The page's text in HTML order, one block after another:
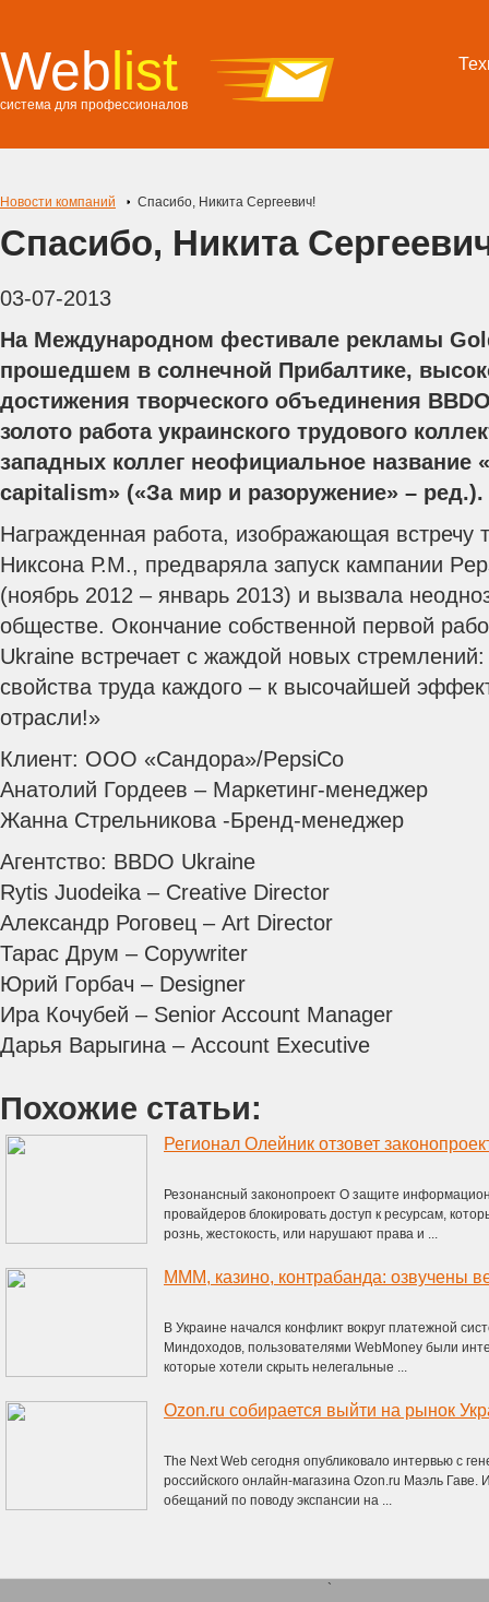
Weblist
система для профессионалов
Новости компаний Спасибо, Никита Сергеевич!
Спасибо, Никита
03-07-2013
На Международном фестивале рекламы
прошедшем в солнечной Прибалтике,
достижения творческого объединения
золото работа украинского трудового
западных коллег неофициальное название
capitalism» («За мир и разоружение» – ред.).
Награжденная работа, изображающая
Никсона Р.М., предваряла запуск кампании
(ноябрь 2012 – январь 2013) и вызвала
обществе. Окончание собственной первой
Ukraine встречает с жаждой новых
свойства труда каждого – к высочайшей
отрасли!»
Клиент: ООО «Сандора»/PepsiCo
Анатолий Гордеев – Маркетинг-менеджер
Жанна Стрельникова -Бренд-менеджер
Агентство: BBDO Ukraine
Rytis Juodeika – Creative Director
Александр Роговец – Art Director
Тарас Друм – Copywriter
Юрий Горбач – Designer
Ира Кочубей – Senior Account Manager
Дарья Варыгина – Account Executive
Похожие статьи:
Регионал Олейник отзовет
Резонансный законопроект О защите
провайдеров блокировать доступ к ресурсам,
рознь, жестокость, или нарушают права и ...
В Украине начался конфликт вокруг платежной
Миндоходов, пользователями WebMoney были
которые хотели скрыть нелегальные ...
Ozon.ru собирается выйти на рынок
The Next Web сегодня опубликовало интервью с
российского онлайн-магазина Ozon.ru Маэль
обещаний по поводу экспансии на ...
`